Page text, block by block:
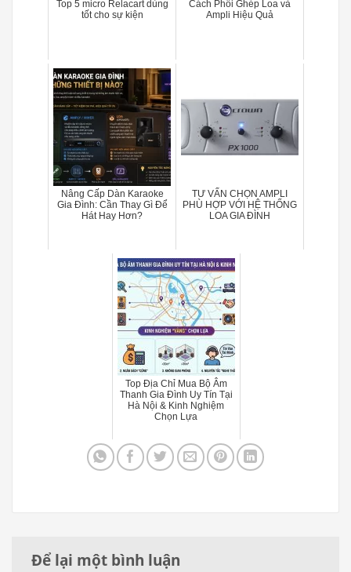
Top 5 micro Relacart dùng
tốt cho sự kiện
Cách Phối Ghép Loa và
Ampli Hiệu Quả
Nâng Cấp Dàn Karaoke
Gia Đình: Cần Thay Gì Để
Hát Hay Hơn?
TƯ VẤN CHỌN AMPLI
PHÙ HỢP VỚI HỆ THỐNG
LOA GIA ĐÌNH
Top Địa Chỉ Mua Bộ Âm
Thanh Gia Đình Uy Tín Tại
Hà Nội & Kinh Nghiệm
Chọn Lựa
Để lại một bình luận